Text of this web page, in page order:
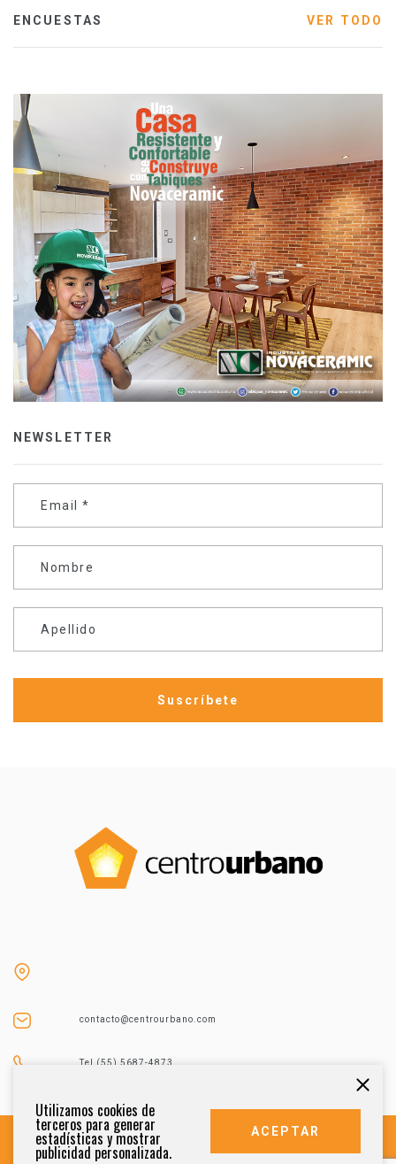
ENCUESTAS VER TODO
NEWSLETTER
Email *
Nombre
Apellido
contacto@centrourbano.com
Tel (55) 5687-4873
Utilizamos cookies de
terceros para generar
estadísticas y mostrar
publicidad personalizada.
ACEPTAR